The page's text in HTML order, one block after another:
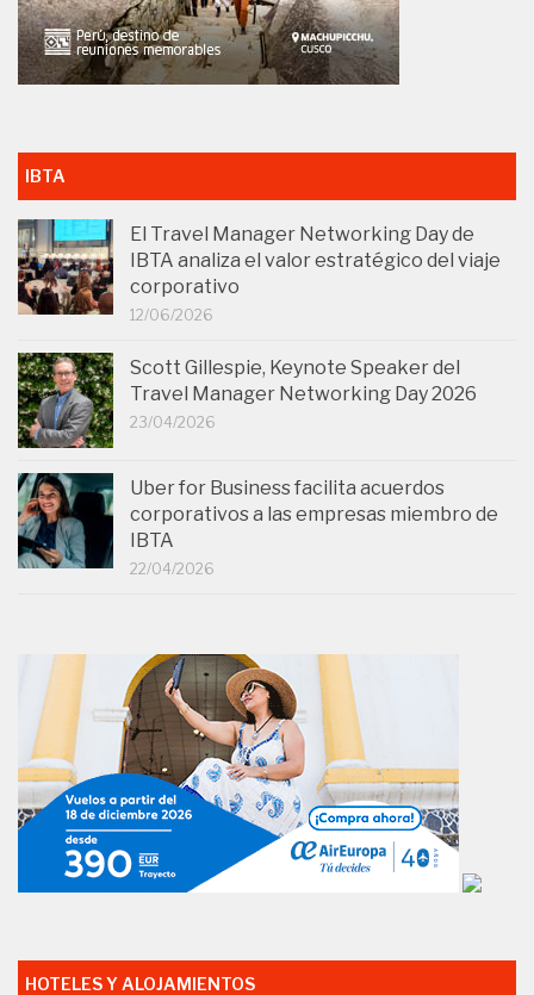
IBTA
El Travel Manager Networking Day de
IBTA analiza el valor estratégico del viaje
corporativo
12/06/2026
Scott Gillespie, Keynote Speaker del
Travel Manager Networking Day 2026
23/04/2026
Uber for Business facilita acuerdos
corporativos a las empresas miembro de
IBTA
22/04/2026
HOTELES Y ALOJAMIENTOS